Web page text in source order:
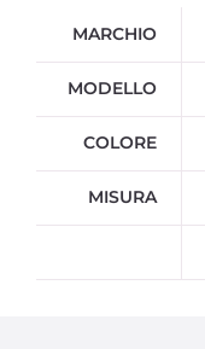
MARCHIO
MODELLO
COLORE
MISURA